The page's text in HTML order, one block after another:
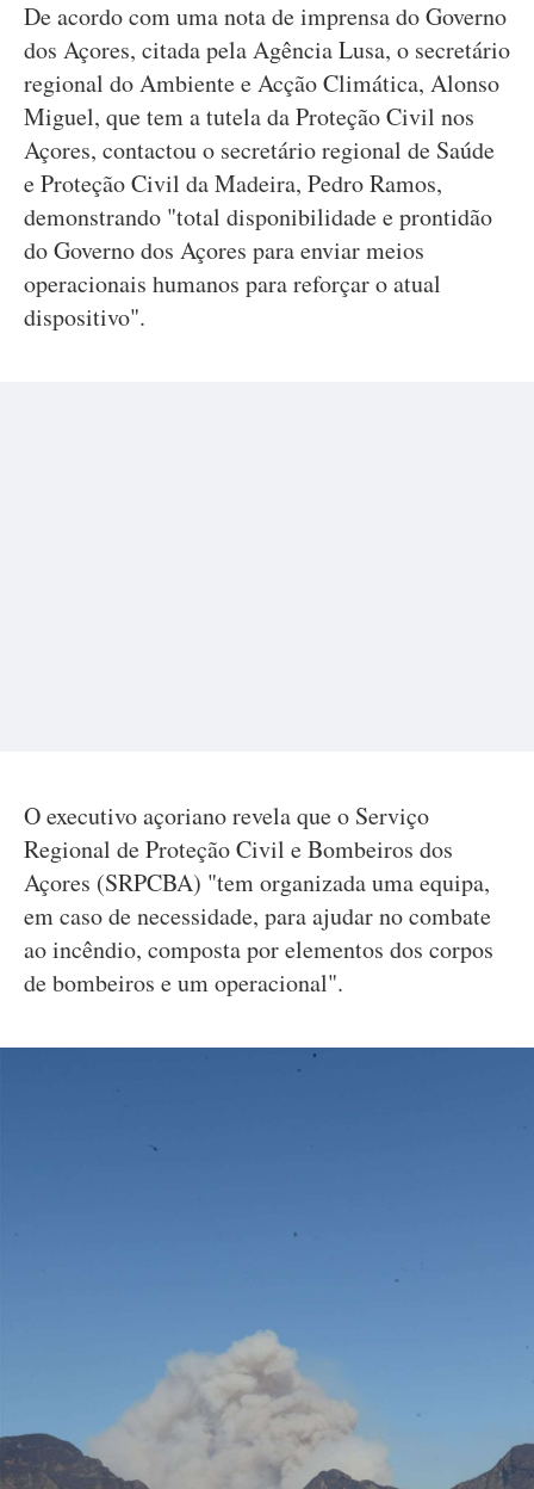
De acordo com uma nota de imprensa do Governo
dos Açores, citada pela Agência Lusa, o secretário
regional do Ambiente e Acção Climática, Alonso
Miguel, que tem a tutela da Proteção Civil nos
Açores, contactou o secretário regional de Saúde
e Proteção Civil da Madeira, Pedro Ramos,
demonstrando "total disponibilidade e prontidão
do Governo dos Açores para enviar meios
operacionais humanos para reforçar o atual
dispositivo".
O executivo açoriano revela que o Serviço
Regional de Proteção Civil e Bombeiros dos
Açores (SRPCBA) "tem organizada uma equipa,
em caso de necessidade, para ajudar no combate
ao incêndio, composta por elementos dos corpos
de bombeiros e um operacional".